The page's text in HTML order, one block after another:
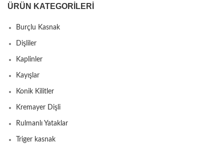
ÜRÜN KATEGORILERI
Burçlu Kasnak
Dişliler
Kaplinler
Kayışlar
Konik Kilitler
Kremayer Dişli
Rulmanlı Yataklar
Triger kasnak